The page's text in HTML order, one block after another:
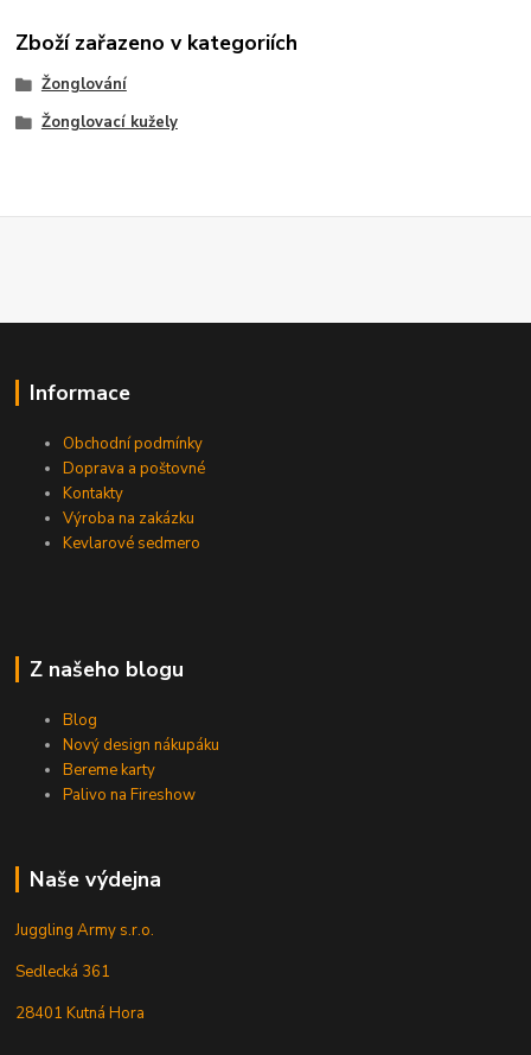
Zboží zařazeno v kategoriích
Žonglování
Žonglovací kužely
Informace
Obchodní podmínky
Doprava a poštovné
Kontakty
Výroba na zakázku
Kevlarové sedmero
Z našeho blogu
Blog
Nový design nákupáku
Bereme karty
Palivo na Fireshow
Naše výdejna
Juggling Army s.r.o.
Sedlecká 361
28401 Kutná Hora